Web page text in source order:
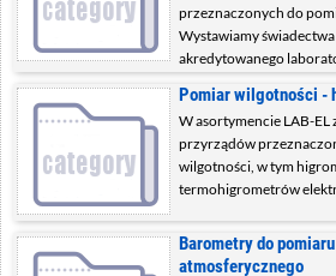
przeznaczonych do
Wystawiamy
akredytowanego
Pomiar wilgotności -
W asortymencie LAB-
przyrządów
wilgotności, w tym
termohigrometrów
Barometry do
atmosferycznego